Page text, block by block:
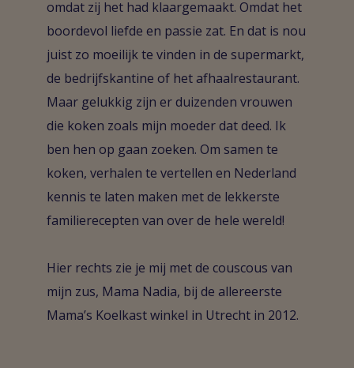
omdat zij het had klaargemaakt. Omdat het
boordevol liefde en passie zat. En dat is nou
juist zo moeilijk te vinden in de supermarkt,
de bedrijfskantine of het afhaalrestaurant.
Maar gelukkig zijn er duizenden vrouwen
die koken zoals mijn moeder dat deed. Ik
ben hen op gaan zoeken. Om samen te
koken, verhalen te vertellen en Nederland
kennis te laten maken met de lekkerste
familierecepten van over de hele wereld!
Hier rechts zie je mij met de couscous van
mijn zus, Mama Nadia, bij de allereerste
Mama’s Koelkast winkel in Utrecht in 2012.